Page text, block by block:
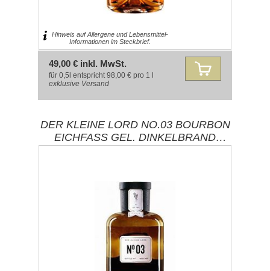
Hinweis auf Allergene und Lebensmittel-
Informationen im Steckbrief.
49,00 € inkl. MwSt.
für 0,5l entspricht 98,00 € pro 1 l
exklusive Versand
DER KLEINE LORD NO.03 BOURBON
EICHFASS GEL. DINKELBRAND
42%% 0,50L / BRENNEREI